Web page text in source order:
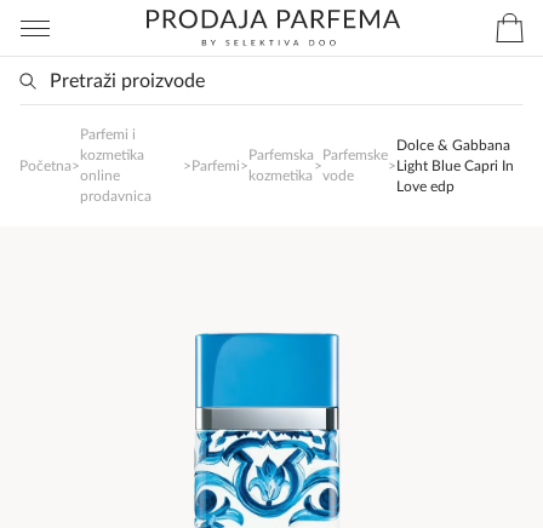
Početna>
Parfemi i
kozmetika
online
prodavnica
>Parfemi>
Parfemska
kozmetika
>
Parfemske
vode
>
Dolce & Gabbana
Light Blue Capri In
Love edp
SlađanAi Asistent
Online